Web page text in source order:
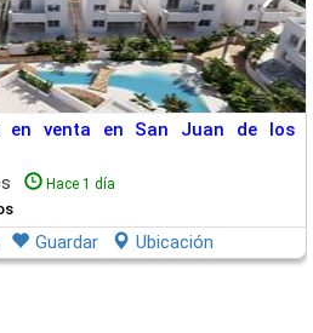
en venta en San Juan de los
Hace 1 día
Guardar Ubicación